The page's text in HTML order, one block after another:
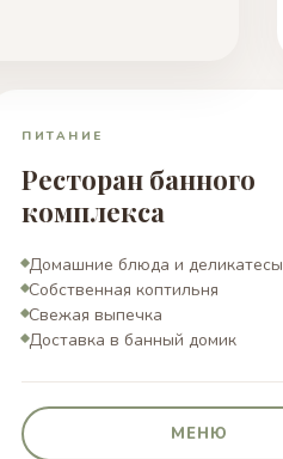
ПИТАНИЕ
Ресторан банного
комплекса
Домашние блюда и деликатесы
Собственная коптильня
Свежая выпечка
Доставка в банный домик
МЕНЮ